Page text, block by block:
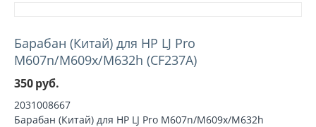
Барабан (Китай) для HP LJ Pro
M607n/M609x/M632h (CF237A)
350руб.
2031008667
Барабан (Китай) для HP LJ Pro M607n/M609x/M632h